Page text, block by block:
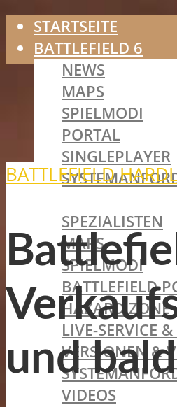
STARTSEITE
BATTLEFIELD 6
NEWS
MAPS
SPIELMODI
PORTAL
SINGLEPLAYER
SPEZIALISTEN
MAPS
SPIELMODI
BATTLEFIELD
HAZARD ZONE
LIVE-SERVICE
VERSIONEN &
VIDEOS
BATTLEFIELD
und